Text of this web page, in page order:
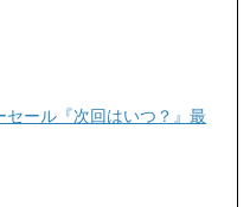
セール『次回はいつ？』最